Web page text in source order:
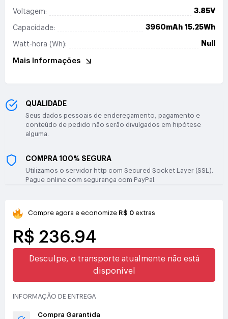
Voltagem: 3.85V
Capacidade: 3960mAh 15.25Wh
Watt-hora (Wh): Null
Mais Informações
QUALIDADE
Seus dados pessoais de endereçamento, pagamento e
conteúdo de pedido não serão divulgados em hipótese
alguma.
COMPRA 100% SEGURA
Utilizamos o servidor http com Secured Socket Layer (SSL).
Pague online com segurança com PayPal.
Compre agora e economize R$ 0 extras
R$ 236.94
Desculpe, o transporte atualmente não está
disponível
INFORMAÇÃO DE ENTREGA
Compra Garantida